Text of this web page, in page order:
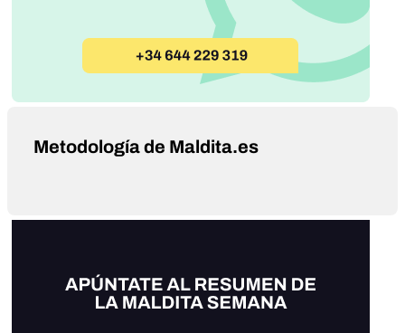
Metodología de Maldita.es